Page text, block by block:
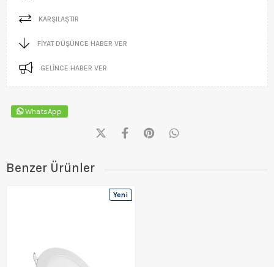
KARŞILAŞTIR
FIYAT DÜŞÜNCE HABER VER
GELINCE HABER VER
WhatsApp
Benzer Ürünler
Yeni